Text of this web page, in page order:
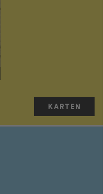
KARTEN